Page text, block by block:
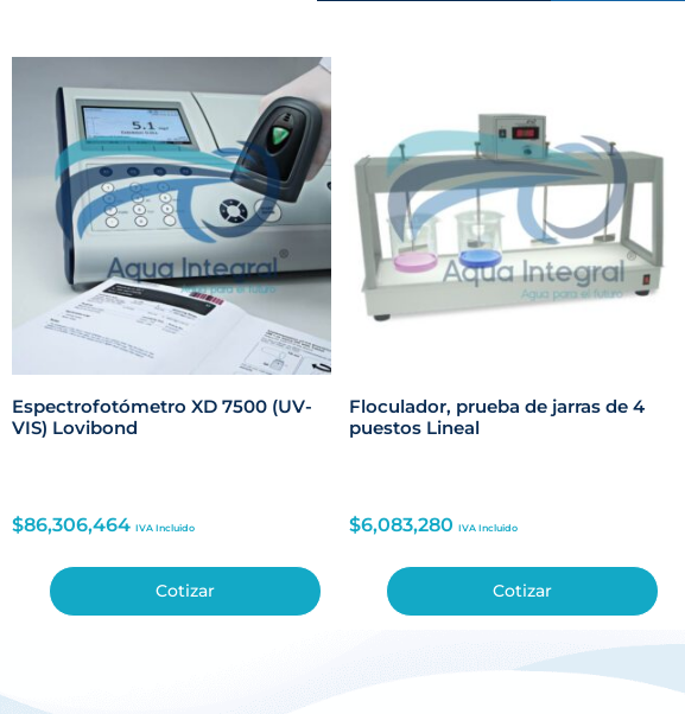
Espectrofotómetro XD 7500 (UV-
VIS) Lovibond
$86,306,464 IVA Incluido
Cotizar
Floculador, prueba de jarras de 4
puestos Lineal
$6,083,280 IVA Incluido
Cotizar